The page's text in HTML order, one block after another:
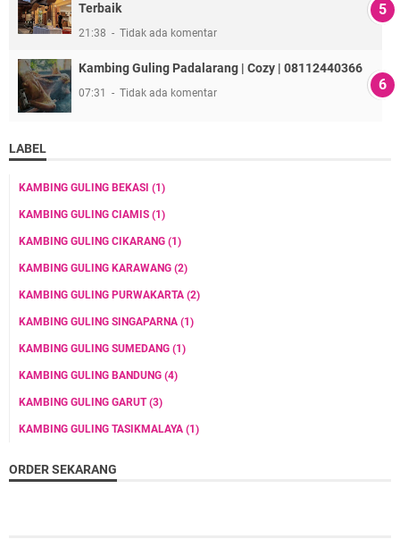
Terbaik
21:38 Tidak ada komentar
Kambing Guling Padalarang | Cozy | 08112440366
07:31 Tidak ada komentar
LABEL
KAMBING GULING BEKASI (1)
KAMBING GULING CIAMIS (1)
KAMBING GULING CIKARANG (1)
KAMBING GULING KARAWANG (2)
KAMBING GULING PURWAKARTA (2)
KAMBING GULING SINGAPARNA (1)
KAMBING GULING SUMEDANG (1)
KAMBING GULING BANDUNG (4)
KAMBING GULING GARUT(3)
KAMBING GULING TASIKMALAYA (1)
ORDER SEKARANG